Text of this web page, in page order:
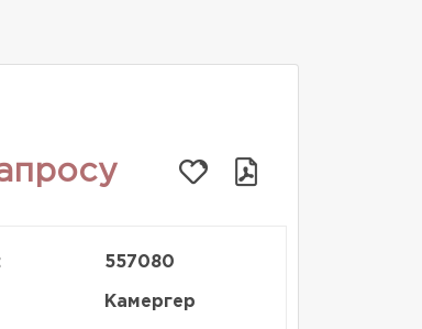
557080
Камергер